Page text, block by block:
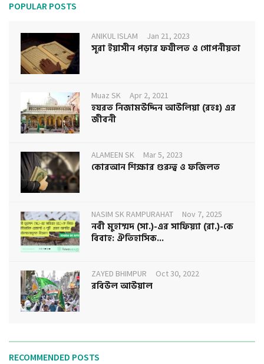
POPULAR POSTS
ANIKUL ISLAM Jan 21, 2023
সূরা ইয়াসীন পড়ার ফযীলত ও গোপনীয়তা
Muaz SK Apr 2, 2021
হযরত নিজামউদ্দিন আউলিয়া (রহঃ) এর
জীবনী
ALAMEEN SK Mar 5, 2023
কোরআন শিক্ষার গুরুত্ব ও ফজিলত
NASIM SK RAMPURAHAT Nov 7, 2025
নবী মুহাম্মদ (সা.)-এর সাফিয়্যা (রা.)-কে
বিবাহ: ঐতিহাসিক...
ZAYED BHIMPUR Oct 30, 2022
রবিউল আউয়াল
RECOMMENDED POSTS